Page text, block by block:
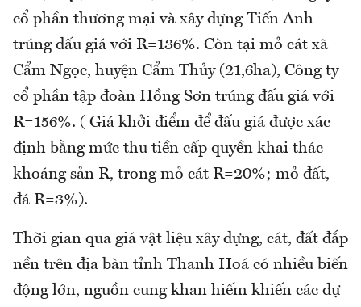
cổ phần thương mại và xây dựng Tiến Anh
trúng đấu giá với R=136%. Còn tại mỏ cát xã
Cẩm Ngọc, huyện Cẩm Thủy (21,6ha), Công ty
cổ phần tập đoàn Hồng Sơn trúng đấu giá với
R=156%. ( Giá khởi điểm để đấu giá được xác
định bằng mức thu tiền cấp quyền khai thác
khoáng sản R, trong mỏ cát R=20%; mỏ đất,
đá R=3%).
Thời gian qua giá vật liệu xây dựng, cát, đất đắp
nền trên địa bàn tỉnh Thanh Hoá có nhiều biến
động lớn, nguồn cung khan hiếm khiến các dự